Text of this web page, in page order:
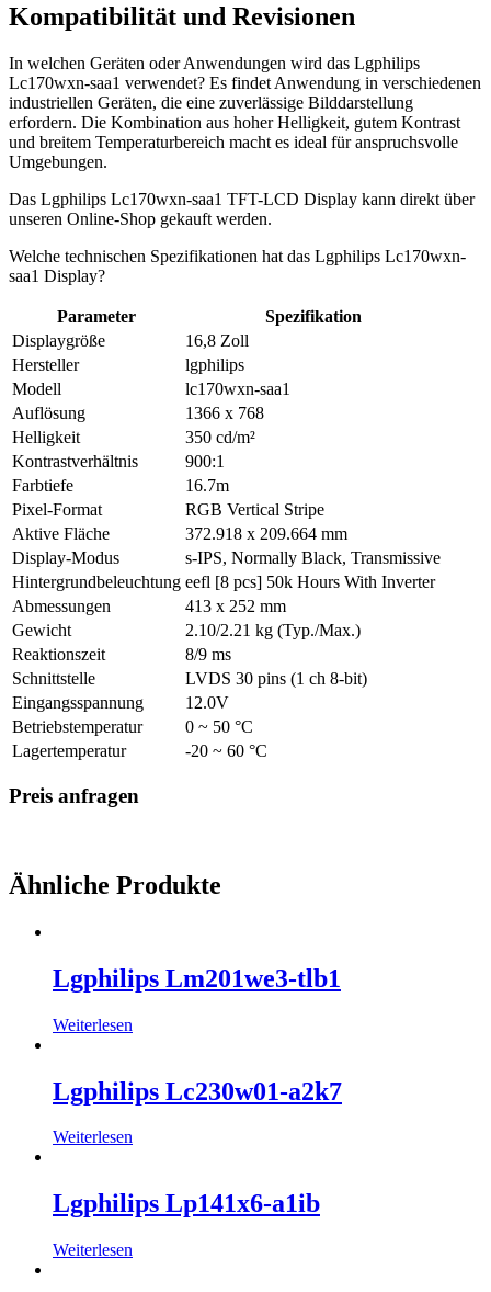
Kompatibilität und Revisionen
In welchen Geräten oder Anwendungen wird das Lgphilips
Lc170wxn-saa1 verwendet? Es findet Anwendung in verschiedenen
industriellen Geräten, die eine zuverlässige Bilddarstellung
erfordern. Die Kombination aus hoher Helligkeit, gutem Kontrast
und breitem Temperaturbereich macht es ideal für anspruchsvolle
Umgebungen.
Das Lgphilips Lc170wxn-saa1 TFT-LCD Display kann direkt über
unseren Online-Shop gekauft werden.
Welche technischen Spezifikationen hat das Lgphilips Lc170wxn-
saa1 Display?
Parameter
Spezifikation
Displaygröße
16,8 Zoll
Hersteller
lgphilips
Modell
lc170wxn-saa1
Auflösung
1366 x 768
Helligkeit
350 cd/m²
Kontrastverhältnis
900:1
Farbtiefe
16.7m
Pixel-Format
RGB Vertical Stripe
Aktive Fläche
372.918 x 209.664 mm
Display-Modus
s-IPS, Normally Black, Transmissive
Hintergrundbeleuchtung eefl [8 pcs] 50k Hours With Inverter
Abmessungen
413 x 252 mm
Gewicht
2.10/2.21 kg (Typ./Max.)
Reaktionszeit
8/9 ms
Schnittstelle
LVDS 30 pins (1 ch 8-bit)
Eingangsspannung
12.0V
Betriebstemperatur
0 ~ 50 °C
Lagertemperatur
-20 ~ 60 °C
Preis anfragen
Ähnliche Produkte
Lgphilips Lm201we3-tlb1
Weiterlesen
Lgphilips Lc230w01-a2k7
Weiterlesen
Lgphilips Lp141x6-a1ib
Weiterlesen